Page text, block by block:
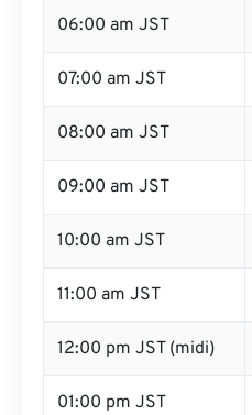
06:00 am JST
07:00 am JST
08:00 am JST
09:00 am JST
10:00 am JST
11:00 am JST
12:00 pm JST (midi)
01:00 pm JST